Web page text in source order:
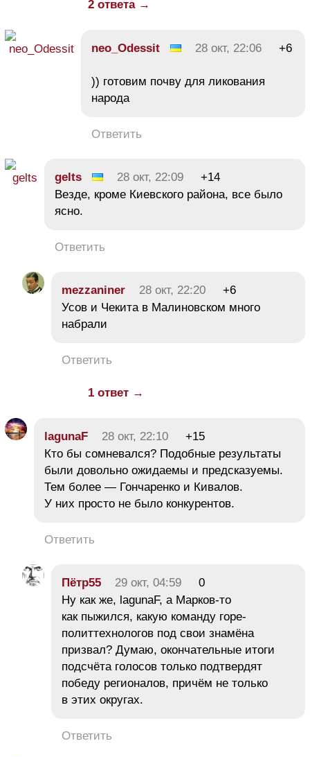
2 ответа →
neo_Odessit 28 окт, 22:06 +6
)) готовим почву для ликования
народа
Ответить
gelts 28 окт, 22:09
+14
Везде, кроме Киевского района, все было
ясно.
Ответить
mezzaniner 28 окт, 22:20
+6
Усов и Чекита в Малиновском много
набрали
Ответить
1 ответ →
lagunaF 28 окт, 22:10
+15
Кто бы сомневался? Подобные результаты
были довольно ожидаемы и предсказуемы.
Тем более — Гончаренко и Кивалов.
У них просто не было конкурентов.
Ответить
Пётр55 29 окт, 04:59
0
Ну как же, lagunaF, а Марков-то
как пыжился, какую команду горе-
политтехнологов под свои знамёна
призвал? Думаю, окончательные итоги
подсчёта голосов только подтвердят
победу регионалов, причём не только
в этих округах.
Ответить